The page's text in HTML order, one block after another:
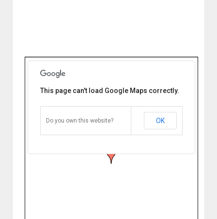
Unidad Sanitaria Mariano Moreno
Lomas de Zamora Buenos Aires
Timoteo Gordillo 1523 B1828GBA Villa
Centenario, Buenos Aires, Argentina
This page can't load Google Maps correctly.
Do you own this website? OK